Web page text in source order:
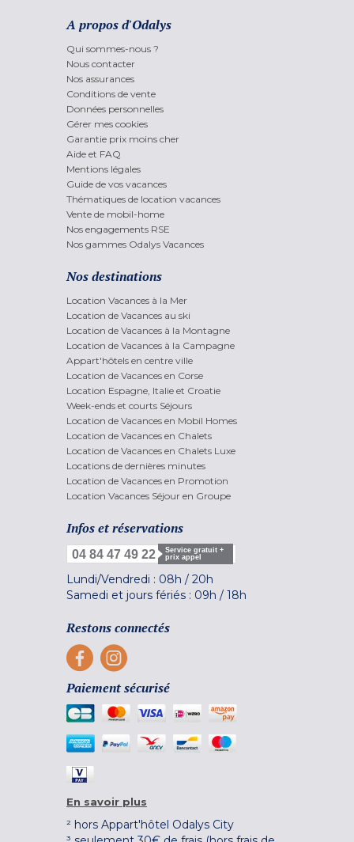
A propos d'Odalys
Qui sommes-nous ?
Nous contacter
Nos assurances
Conditions de vente
Données personnelles
Gérer mes cookies
Garantie prix moins cher
Aide et FAQ
Mentions légales
Guide de vos vacances
Thématiques de location vacances
Vente de mobil-home
Nos engagements RSE
Nos gammes Odalys Vacances
Nos destinations
Location Vacances à la Mer
Location de Vacances au ski
Location de Vacances à la Montagne
Location de Vacances à la Campagne
Appart'hôtels en centre ville
Location de Vacances en Corse
Location Espagne, Italie et Croatie
Week-ends et courts Séjours
Location de Vacances en Mobil Homes
Location de Vacances en Chalets
Location de Vacances en Chalets Luxe
Locations de dernières minutes
Location de Vacances en Promotion
Location Vacances Séjour en Groupe
Infos et réservations
04 84 47 49 22
Service gratuit +
prix appel
Lundi/Vendredi : 08h / 20h
Samedi et jours fériés : 09h / 18h
Restons connectés
Paiement sécurisé
En savoir plus
² hors Appart'hôtel Odalys City